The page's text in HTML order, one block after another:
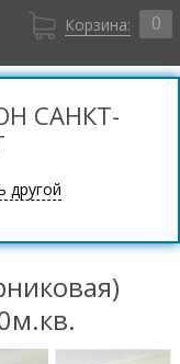
Корзина: 0
Вход
Регистрация
САНКТ-
другой
(тепличная)
300м.кв.